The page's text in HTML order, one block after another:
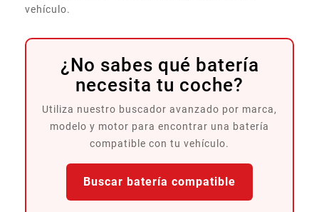
vehículo.
¿No sabes qué batería
necesita tu coche?
Utiliza nuestro buscador avanzado por marca,
modelo y motor para encontrar una batería
compatible con tu vehículo.
Buscar batería compatible